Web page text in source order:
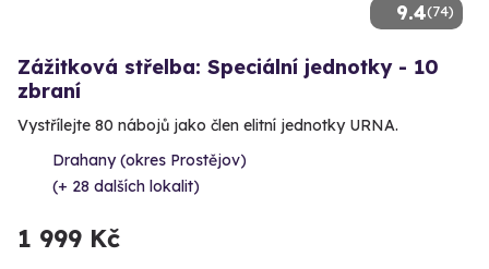
9.4(74)
Zážitková střelba: Speciální jednotky - 10
zbraní
Vystřílejte 80 nábojů jako člen elitní jednotky URNA.
Drahany (okres Prostějov)
(+ 28 dalších lokalit)
1 999 Kč